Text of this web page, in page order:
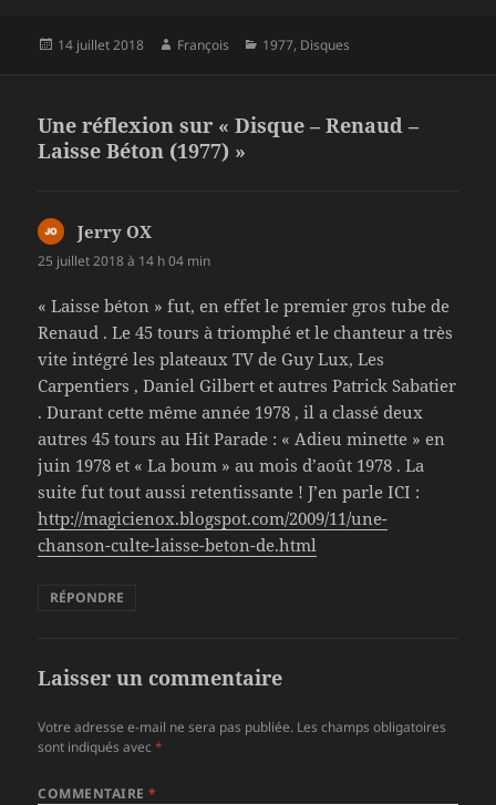
e
o
o
er
rt
a
er
Publié
14 juillet 2018 Auteur
François Catégories
1977, Disques
Une réflexion sur « Disque – Renaud –
Laisse Béton (1977) »
Jerry OX
25 juillet 2018 à 14 h 04 min
« Laisse béton » fut, en effet le premier gros tube de
Renaud . Le 45 tours à triomphé et le chanteur a très
vite intégré les plateaux TV de Guy Lux, Les
Carpentiers , Daniel Gilbert et autres Patrick Sabatier
. Durant cette même année 1978 , il a classé deux
autres 45 tours au Hit Parade : « Adieu minette » en
juin 1978 et « La boum » au mois d’août 1978 . La
suite fut tout aussi retentissante ! J’en parle ICI :
http://magicienox.blogspot.com/2009/11/une-
chanson-culte-laisse-beton-de.html
RÉPONDRE
Laisser un commentaire
Votre adresse e-mail ne sera pas publiée. Les champs obligatoires
sont indiqués avec*
COMMENTAIRE*